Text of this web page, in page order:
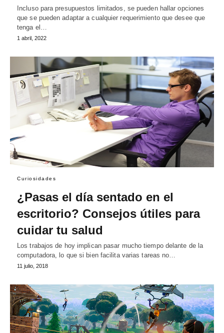
Incluso para presupuestos limitados, se pueden hallar opciones
que se pueden adaptar a cualquier requerimiento que desee que
tenga el…
1 abril, 2022
Curiosidades
¿Pasas el día sentado en el
escritorio? Consejos útiles para
cuidar tu salud
Los trabajos de hoy implican pasar mucho tiempo delante de la
computadora, lo que si bien facilita varias tareas no…
11 julio, 2018